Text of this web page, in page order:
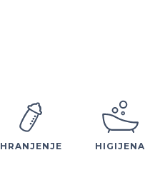
HRANJENJE HIGIJENA